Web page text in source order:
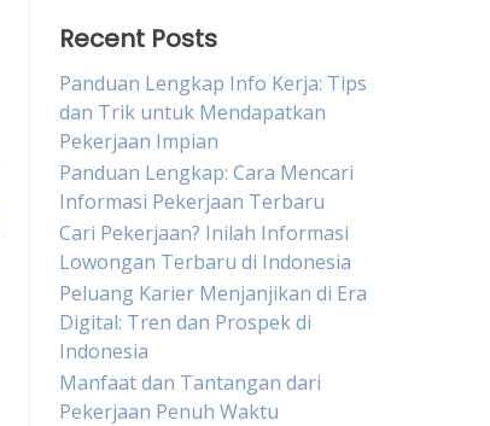
Recent Posts
Panduan Lengkap Info Kerja: Tips
dan Trik untuk Mendapatkan
Pekerjaan Impian
Panduan Lengkap: Cara Mencari
Informasi Pekerjaan Terbaru
Cari Pekerjaan? Inilah Informasi
Lowongan Terbaru di Indonesia
Peluang Karier Menjanjikan di Era
Digital: Tren dan Prospek di
Indonesia
Manfaat dan Tantangan dari
Pekerjaan Penuh Waktu